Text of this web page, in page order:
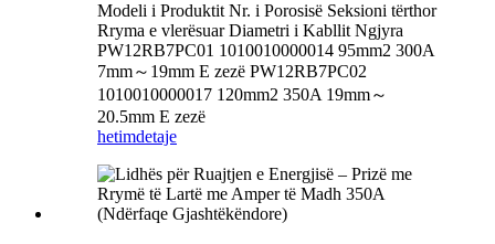
Modeli i Produktit Nr. i Porosisë Seksioni tërthor
Rryma e vlerësuar Diametri i Kabllit Ngjyra
PW12RB7PC01 1010010000014 95mm2 300A
7mm～19mm E zezë PW12RB7PC02
1010010000017 120mm2 350A 19mm～
20.5mm E zezë
hetimdetaje